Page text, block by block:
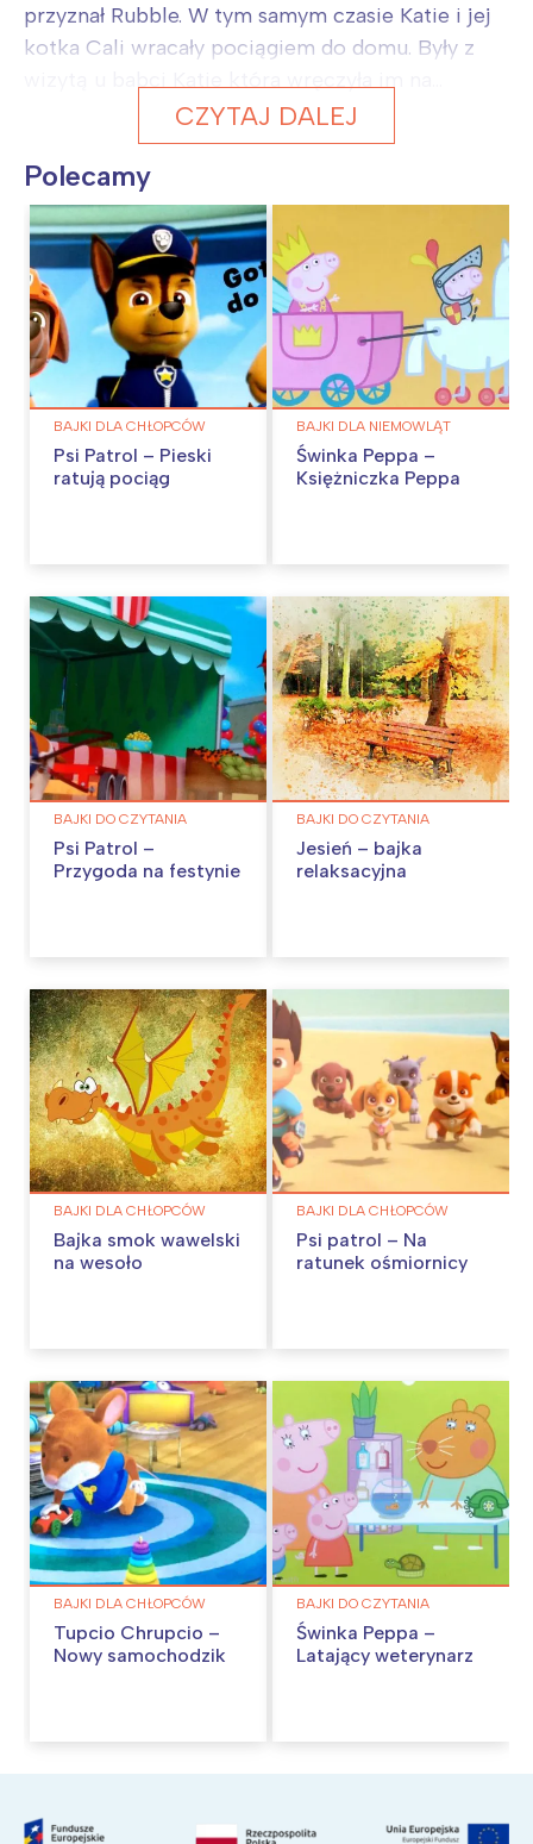
przyznał Rubble. W tym samym czasie Katie i jej
kotka Cali wracały pociągiem do domu. Były z
CZYTAJ DALEJ
Polecamy
BAJKI DLA CHŁOPCÓW
Psi Patrol – Pieski
ratują pociąg
BAJKI DLA NIEMOWLĄT
Świnka Peppa –
Księżniczka Peppa
BAJKI DO CZYTANIA
Psi Patrol –
Przygoda na festynie
BAJKI DO CZYTANIA
Jesień – bajka
relaksacyjna
BAJKI DLA CHŁOPCÓW
Bajka smok wawelski
na wesoło
BAJKI DLA CHŁOPCÓW
Psi patrol – Na
ratunek ośmiornicy
BAJKI DLA CHŁOPCÓW
Tupcio Chrupcio –
Nowy samochodzik
BAJKI DO CZYTANIA
Świnka Peppa –
Latający weterynarz